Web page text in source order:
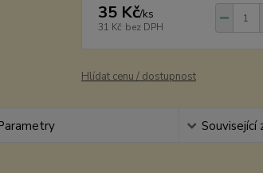
35 Kč/ks
31 Kč bez DPH
Hlídat cenu / dostupnost
Související